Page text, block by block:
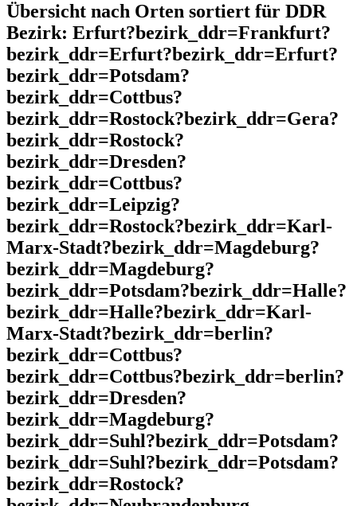
Übersicht nach Orten sortiert für DDR
Bezirk: Erfurt?bezirk_ddr=Frankfurt?
bezirk_ddr=Erfurt?bezirk_ddr=Erfurt?
bezirk_ddr=Potsdam?
bezirk_ddr=Cottbus?
bezirk_ddr=Rostock?bezirk_ddr=Gera?
bezirk_ddr=Rostock?
bezirk_ddr=Dresden?
bezirk_ddr=Cottbus?
bezirk_ddr=Leipzig?
bezirk_ddr=Rostock?bezirk_ddr=Karl-
Marx-Stadt?bezirk_ddr=Magdeburg?
bezirk_ddr=Magdeburg?
bezirk_ddr=Potsdam?bezirk_ddr=Halle?
bezirk_ddr=Halle?bezirk_ddr=Karl-
Marx-Stadt?bezirk_ddr=berlin?
bezirk_ddr=Cottbus?
bezirk_ddr=Cottbus?bezirk_ddr=berlin?
bezirk_ddr=Dresden?
bezirk_ddr=Magdeburg?
bezirk_ddr=Suhl?bezirk_ddr=Potsdam?
bezirk_ddr=Suhl?bezirk_ddr=Potsdam?
bezirk_ddr=Rostock?